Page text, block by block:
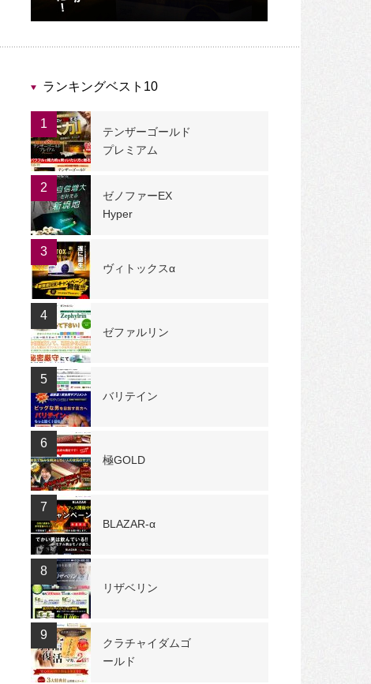
ランキングベスト10
1
テンザーゴールド
プレミアム
2
ゼノファーEX
Hyper
3
ヴィトックスα
4
ゼファルリン
5
バリテイン
6
極GOLD
7
BLAZAR-α
8
リザベリン
9
クラチャイダムゴ
ールド